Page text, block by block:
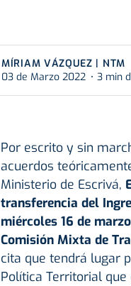
MÍRIAM VÁZQUEZ | NTM
03 de Marzo 2022
3 min
Por escrito y sin
acuerdos
Ministerio de Escrivá,
transferencia del
miércoles 16 de marzo
Comisión Mixta de
cita que tendrá lugar
Política Territorial que